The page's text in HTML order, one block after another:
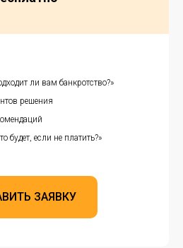
ли вам банкротство?»
решения
будет, если не платить?»
ЗАЯВКУ